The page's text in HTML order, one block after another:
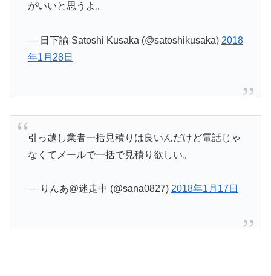
がいいと思うよ。
— 日下諭 Satoshi Kusaka (@satoshikusaka) 2018
年1月28日
引っ越し業者一括見積りは良いんだけど電話じゃ
なくてメールで一括で見積り欲しい。
— りんあ@迷走中 (@sana0827) 2018年1月17日